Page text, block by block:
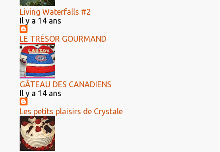
Living Waterfalls #2
Il y a 14 ans
LE TRÉSOR GOURMAND
GÂTEAU DES CANADIENS
Il y a 14 ans
Les petits plaisirs de Crystale